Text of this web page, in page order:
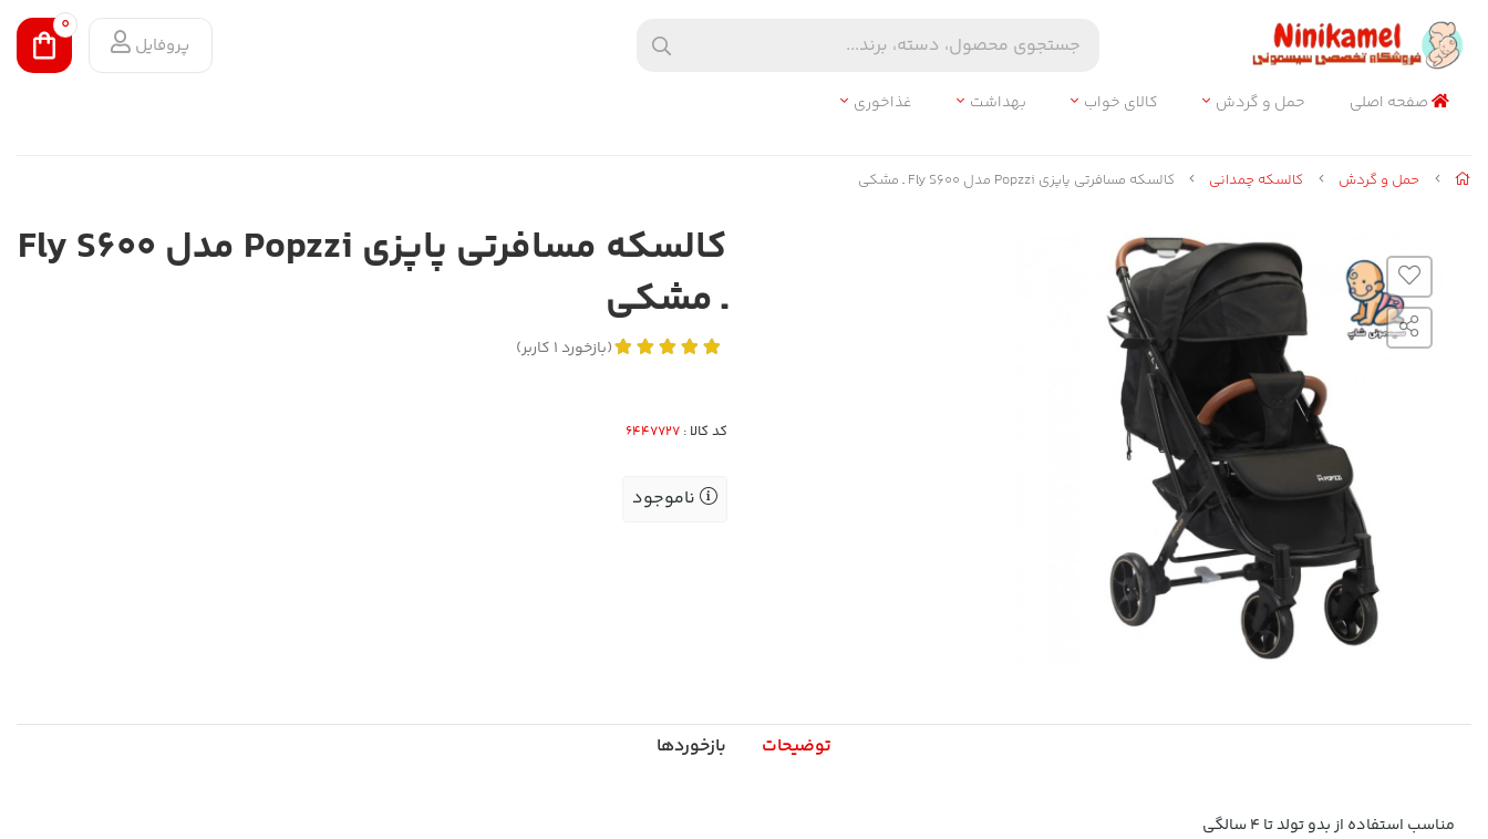
پروفایل
0
صفحه اصلی حمل و گردش کالای خواب بهداشت غذاخوری
حمل و گردش کالسکه چمدانی کالسکه مسافرتی پاپزی Popzzi مدل Fly S600 ـ مشکی
کالسکه مسافرتی پاپزی Popzzi مدل Fly S600
ـ مشکی
(بازخورد کاربر)
کد کالا :
ناموجود
توضیحات بازخوردها
مناسب استفاده از بدو تولد تا ۴ سالگی